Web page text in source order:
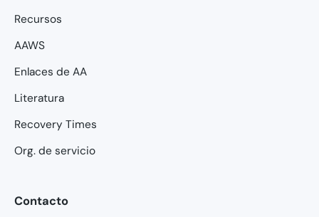
Recursos
AAWS
Enlaces de AA
Literatura
Recovery Times
Org. de servicio
Contacto